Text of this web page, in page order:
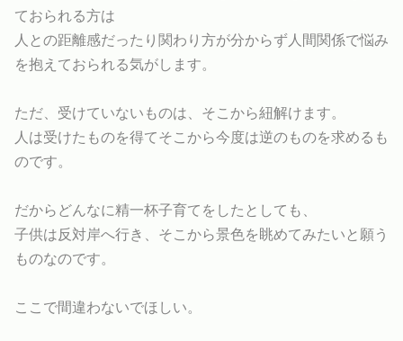
ておられる方は
人との距離感だったり関わり方が分からず人間関係で悩み
を抱えておられる気がします。
ただ、受けていないものは、そこから紐解けます。
人は受けたものを得てそこから今度は逆のものを求めるも
のです。
だからどんなに精一杯子育てをしたとしても、
子供は反対岸へ行き、そこから景色を眺めてみたいと願う
ものなのです。
ここで間違わないでほしい。